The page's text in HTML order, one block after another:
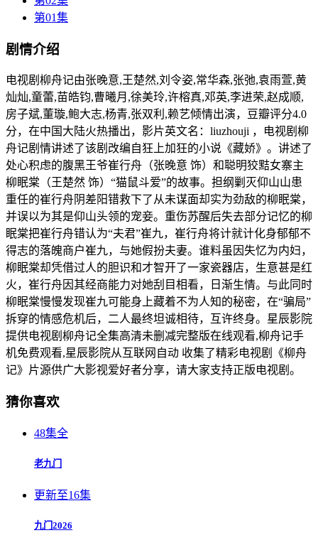
第01集
剧情介绍
电视剧柳舟记由张晚意,王楚然,刘令姿,常华森,张弛,袁雨萱,黄
灿灿,童蕾,苗皓钧,曹曦月,徐美玲,许榕真,邓英,李进荣,赵成顺,
房子斌,董璇,鲍大志,杨青,张双利,赖艺倾情出演，豆瓣评分4.0
分，在中国大陆火热播出，影片英文名：liuzhouji ，电视剧柳
舟记剧情讲述了该剧改编自狂上加狂的小说《藏娇》。讲述了
处心积虑的腹黑王爷崔行舟（张晚意 饰）和聪明狡黠女寨主
柳眠棠（王楚然 饰）“猫鼠斗爱”的故事。担纲剿灭仰山山患
重任的崔行舟阴差阳错救下了从未谋面却实为劲敌的柳眠棠，
并误以为其是仰山头领的宠妾。重伤苏醒后失去部分记忆的柳
眠棠把崔行舟错认为“夫君”崔九，崔行舟将计就计化身郁郁不
得志的落魄商户崔九，与她假扮夫妻。谁料虽因失忆为内妇，
柳眠棠却凭借过人的胆识和才智开了一家瓷器店，生意甚是红
火，崔行舟因其经商能力对她刮目相看，日渐生情。与此同时
柳眠棠慢慢发现崔九可能身上藏着不为人知的秘密，在“骗局”
拆穿的情感危机后，二人最终坦诚相待，互许终身。星辰影院
提供电视剧柳舟记全集高清未删减完整版在线观看,柳舟记手
机免费观看,星辰影院从互联网自动 收集了精彩电视剧《柳舟
记》片源供广大影视爱好者分享，请大家支持正版电视剧。
猜你喜欢
48集全
老九门
更新至16集
九门2026